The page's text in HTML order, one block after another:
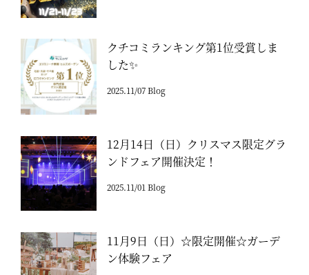
クチコミランキング第1位受賞しま
した✨
2025.11/07 Blog
12月14日（日）クリスマス限定グラ
ンドフェア開催決定！
2025.11/01 Blog
11月9日（日）☆限定開催☆ガーデ
ン体験フェア